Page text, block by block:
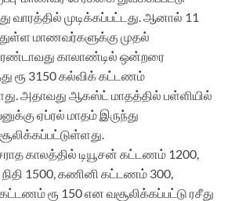
முடிக்கப்பட்டது. ஆனால் 11
மாணவர்களுக்கு முதல்
காலாண்டில் ஒன்றரை
ரூ 3150 கல்விக் கட்டணம்
அதாவது ஆகஸ்ட் மாதத்தில் பள்ளியில்
ஏப்ரல் மாதம் இருந்து
காலத்தில் டியூசன் கட்டணம் 1200,
1500, கணினி கட்டணம் 300,
ரூ 150 என வசூலிக்கப்பட்டு ரசீது